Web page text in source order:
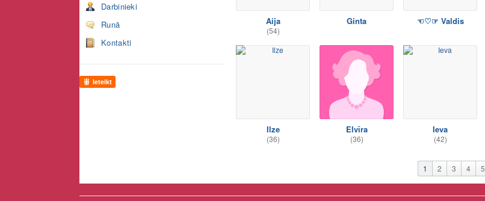
Darbinieki
Runā
Kontakti
Ieteikt
Aija
(54)
Ginta ☜♡☞ Valdis
Ilze
(36)
Elvīra
(36)
Ieva
(42)
1 2 3 4 5